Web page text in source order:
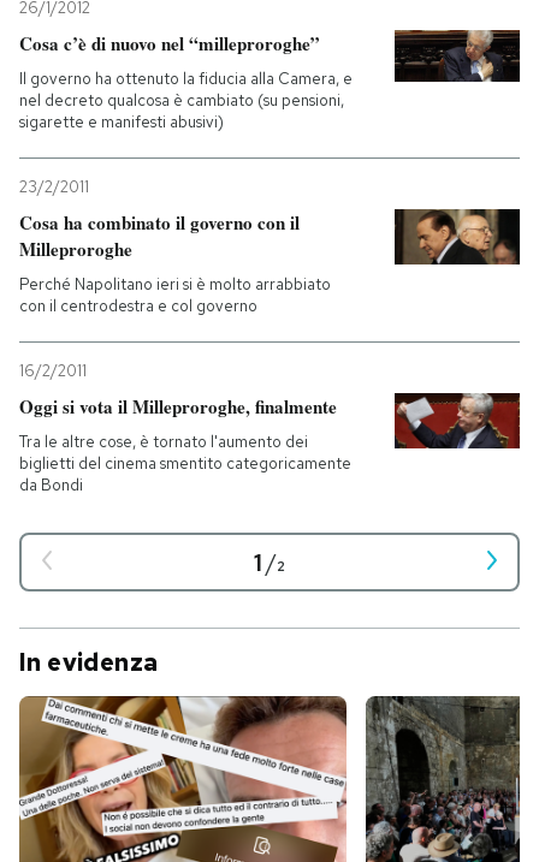
26/1/2012
Cosa c’è di nuovo nel “milleproroghe”
Il governo ha ottenuto la fiducia alla Camera, e
nel decreto qualcosa è cambiato (su pensioni,
sigarette e manifesti abusivi)
23/2/2011
Cosa ha combinato il governo con il
Milleproroghe
Perché Napolitano ieri si è molto arrabbiato
con il centrodestra e col governo
16/2/2011
Oggi si vota il Milleproroghe, finalmente
Tra le altre cose, è tornato l'aumento dei
biglietti del cinema smentito categoricamente
da Bondi
1/2
In evidenza